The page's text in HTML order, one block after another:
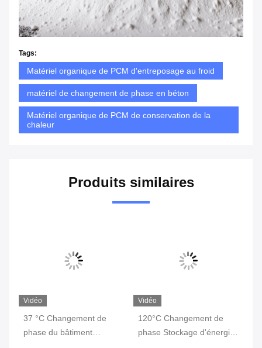
Tags:
Matériel organique de PCM d'entreposage au froid
matériel de changement de phase en béton
Matériel organique de PCM de conservation de la
chaleur
Produits similaires
Vidéo
37 °C Changement de
phase du bâtiment
Vidéo
120°C Changement de
phase Stockage d'énergie